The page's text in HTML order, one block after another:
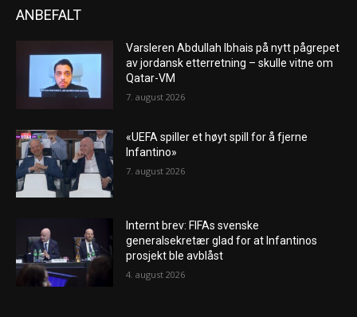
ANBEFALT
Varsleren Abdullah Ibhais på nytt pågrepet
av jordansk etterretning – skulle vitne om
Qatar-VM
7. august 2026
«UEFA spiller et høyt spill for å fjerne
Infantino»
7. august 2026
Internt brev: FIFAs svenske
generalsekretær glad for at Infantinos
prosjekt ble avblåst
4. august 2026